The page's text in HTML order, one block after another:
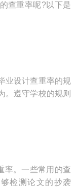
查重率呢?以下是
业设计查重率的规
。遵守学校的规则
率。一些常用的查
检测论文的抄袭